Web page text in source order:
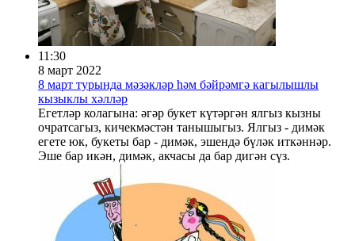
11:30
8 март 2022
8 март турында мәзәкләр һәм бәйрәмгә кагылышлы
кызыклы хәлләр
Егетләр колагына: әгәр букет күтәргән ялгыз кызны
очратсагыз, кичекмәстән танышыгыз. Ялгыз - димәк
егете юк, букеты бар - димәк, эшендә бүләк иткәннәр.
Эше бар икән, димәк, акчасы да бар дигән сүз.